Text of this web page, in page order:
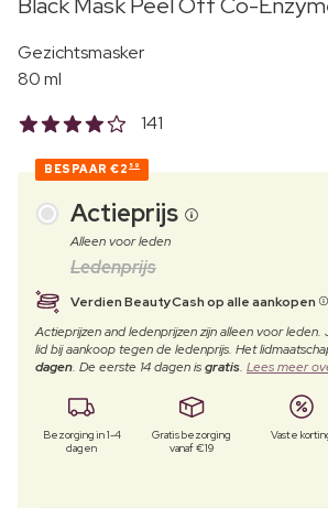
Gezichtsmasker
80 ml
141
BESPAAR €2 59
Actieprijs
Alleen voor leden
Ledenprijs
Verdien BeautyCash op alle aankopen
Actieprijzen and ledenprijzen zijn alleen voor
lid bij aankoop tegen de ledenprijs. Het
dagen. De eerste 14 dagen isgratis. Lees meer
Bezorging in 1-4
dagen
Gratis bezorging
vanaf €19
Vaste